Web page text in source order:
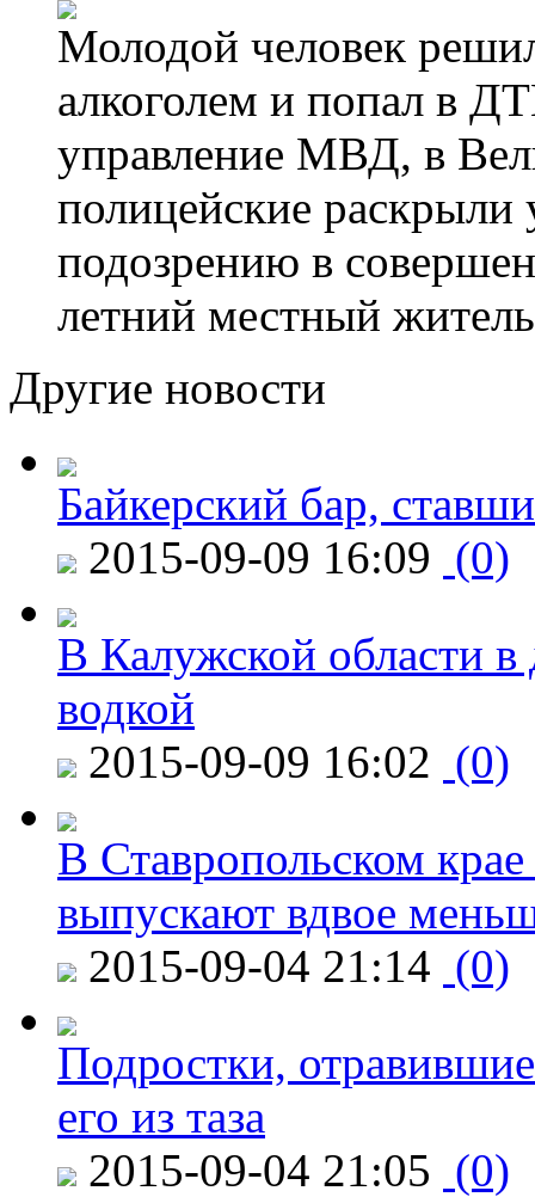
Молодой человек
алкоголем и попал в
управление МВД, в
полицейские
подозрению в
летний местный
Другие новости
Байкерский бар,
2015-09-09 16:09 (0)
В Калужской области в
водкой
2015-09-09 16:02 (0)
В Ставропольском
выпускают вдвое
2015-09-04 21:14 (0)
Подростки,
его из таза
2015-09-04 21:05 (0)